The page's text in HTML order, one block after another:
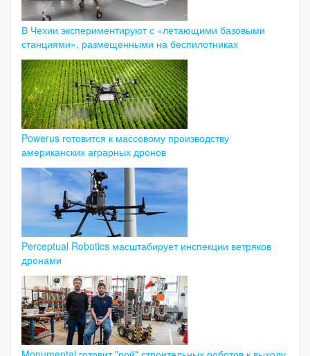
В Чехии экспериментируют с «летающими базовыми
станциями», размещенными на беспилотниках
Powerus готовится к массовому производству
американских аграрных дронов
Perceptual Robotics масштабирует инспекции ветряков
дронами